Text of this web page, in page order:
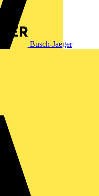
Busch-Jaeger